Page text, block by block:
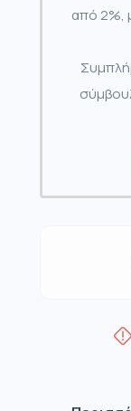
από 2%,